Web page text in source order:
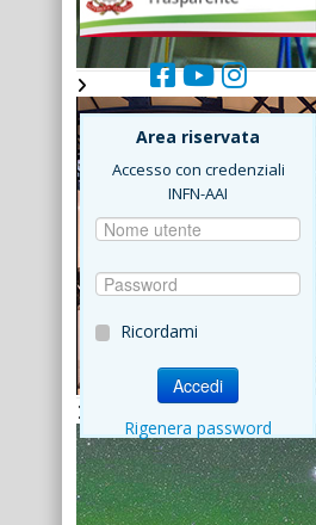
Area riservata
Accesso con credenziali
INFN-AAI
Ricordami
Accedi
Rigenera password